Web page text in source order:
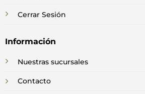
Cerrar Sesión
Información
Nuestras sucursales
Contacto